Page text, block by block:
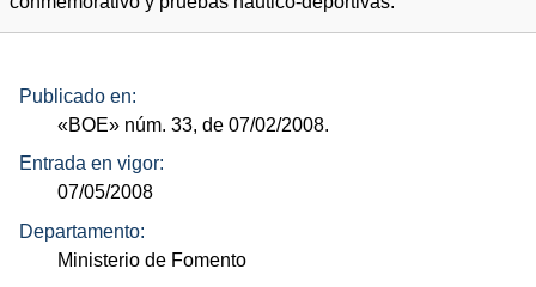
Publicado en:
«BOE» núm. 33, de 07/02/2008.
Entrada en vigor:
07/05/2008
Departamento:
Ministerio de Fomento